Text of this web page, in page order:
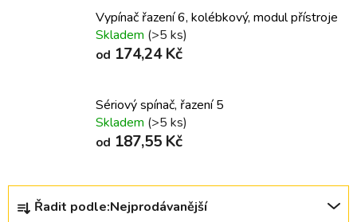
Vypínač řazení 6, kolébkový, modul přístroje
Skladem (>5 ks)
od 174,24 Kč
Sériový spínač, řazení 5
Skladem (>5 ks)
od 187,55 Kč
Ř
Řadit podle:Nejprodávanější